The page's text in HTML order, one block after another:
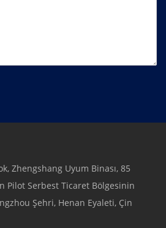
Zhengshang Uyum Binası, 85
Pilot Serbest Ticaret Bölgesinin
Şehri, Henan Eyaleti, Çin